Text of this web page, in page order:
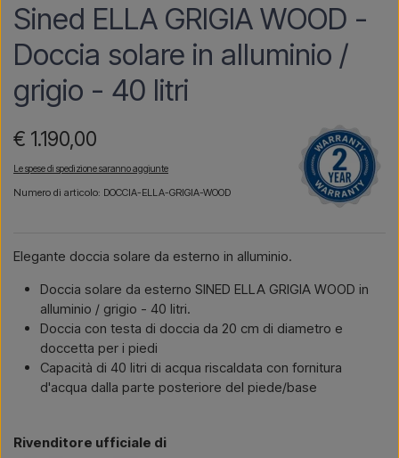
Sined ELLA GRIGIA WOOD -
Doccia solare in alluminio /
grigio - 40 litri
€ 1.190,00
Le spese di spedizione saranno aggiunte
Numero di articolo: DOCCIA-ELLA-GRIGIA-WOOD
Elegante doccia solare da esterno in alluminio.
Doccia solare da esterno SINED ELLA GRIGIA WOOD in
alluminio / grigio - 40 litri.
Doccia con testa di doccia da 20 cm di diametro e
doccetta per i piedi
Capacità di 40 litri di acqua riscaldata con fornitura
d'acqua dalla parte posteriore del piede/base
Rivenditore ufficiale di